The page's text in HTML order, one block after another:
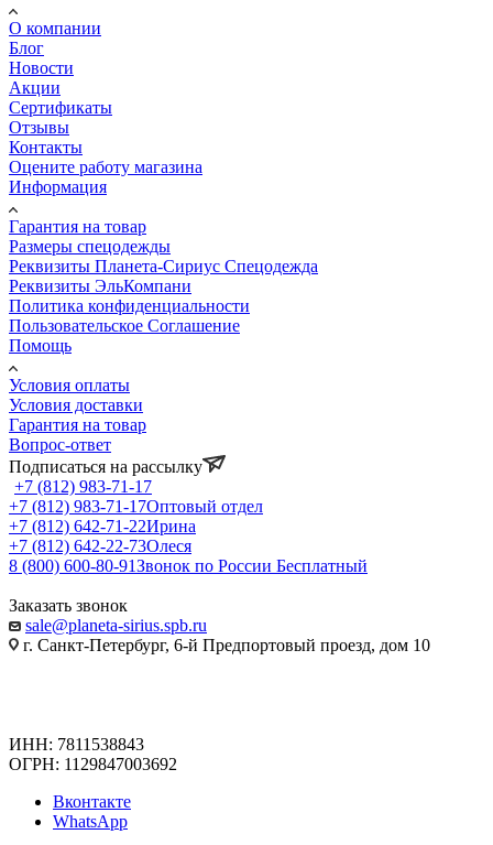
О компании
Блог
Новости
Акции
Сертификаты
Отзывы
Контакты
Оцените работу магазина
Информация
Гарантия на товар
Размеры спецодежды
Реквизиты Планета-Сириус Спецодежда
Реквизиты ЭльКомпани
Политика конфиденциальности
Пользовательское Соглашение
Помощь
Условия оплаты
Условия доставки
Гарантия на товар
Вопрос-ответ
Подписаться на рассылку
+7 (812) 983-71-17
+7 (812) 983-71-17Оптовый отдел
+7 (812) 642-71-22Ирина
+7 (812) 642-22-73Олеся
8 (800) 600-80-91Звонок по России Бесплатный
Заказать звонок
sale@planeta-sirius.spb.ru
г. Санкт-Петербург, 6-й Предпортовый проезд, дом 10
ИНН: 7811538843
ОГРН: 1129847003692
Вконтакте
WhatsApp